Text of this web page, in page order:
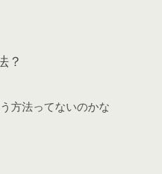
？
方法ってないのかな